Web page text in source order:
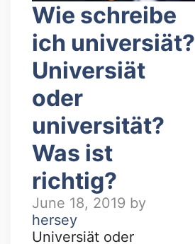
Wie schreibe
ich universiät?
Universiät
oder
universität?
Was ist
richtig?
June 18, 2019 by
hersey
Universiät oder